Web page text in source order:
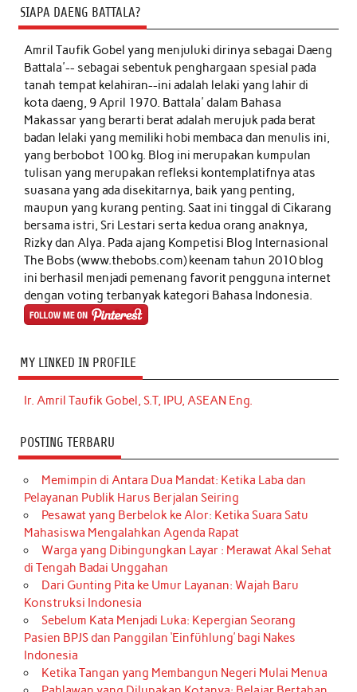
SIAPA DAENG BATTALA?
Amril Taufik Gobelyang menjuluki dirinya sebagai Daeng
Battala'-- sebagai sebentuk penghargaan spesial pada
tanah tempat kelahiran--ini adalah lelaki yang lahir di
kota daeng, 9 April 1970. Battala' dalam Bahasa
Makassar yang berarti berat adalah merujuk pada berat
badan lelaki yang memiliki hobi membaca dan menulis ini,
yang berbobot 100 kg. Blog ini merupakan kumpulan
tulisan yang merupakan refleksi kontemplatifnya atas
suasana yang ada disekitarnya, baik yang penting,
maupun yang kurang penting. Saat ini tinggal di Cikarang
bersama istri, Sri Lestari serta kedua orang anaknya,
Rizky dan Alya. Pada ajang Kompetisi Blog Internasional
The Bobs (www.thebobs.com) keenam tahun 2010 blog
ini berhasil menjadi pemenang favorit pengguna internet
dengan voting terbanyak kategori Bahasa Indonesia.
MY LINKED IN PROFILE
Ir. Amril Taufik Gobel, S.T, IPU, ASEAN Eng.
POSTING TERBARU
Memimpin di Antara Dua Mandat: Ketika Laba dan
Pelayanan Publik Harus Berjalan Seiring
Pesawat yang Berbelok ke Alor: Ketika Suara Satu
Mahasiswa Mengalahkan Agenda Rapat
Warga yang Dibingungkan Layar : Merawat Akal Sehat
di Tengah Badai Unggahan
Dari Gunting Pita ke Umur Layanan: Wajah Baru
Konstruksi Indonesia
Sebelum Kata Menjadi Luka: Kepergian Seorang
Pasien BPJS dan Panggilan ‘Einfühlung’ bagi Nakes
Indonesia
Ketika Tangan yang Membangun Negeri Mulai Menua